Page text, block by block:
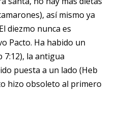
así mismo ya
diezmo nunca es
Pacto. Ha habido un
7:12), la antigua
puesta a un lado (Heb
hizo obsoleto al primero